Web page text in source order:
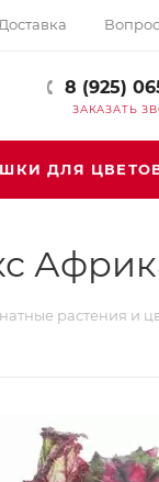
Доставка
8 (925)
ЗАКАЗАТЬ
ДЛЯ
растения и